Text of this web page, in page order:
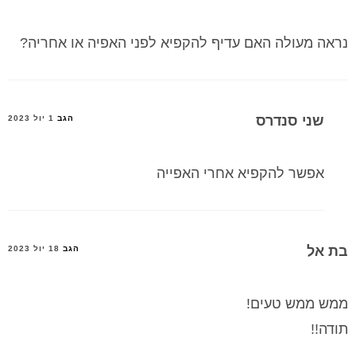
נראה מעולה האם עדיף להקפיא לפני האפיה או אחריה?
שני סנדרס הגב 1 יול 2023
אפשר להקפיא אחרי האפייה
בת אל הגב 18 יול 2023
ממש ממש טעים!
תודה!!